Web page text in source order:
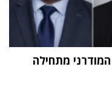
מתחילה